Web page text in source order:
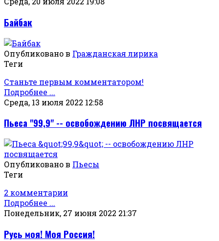
Байбак
Опубликовано в Гражданская лирика
Теги
Станьте первым комментатором!
Подробнее ...
Среда, 13 июля 2022 12:58
Пьеса "99,9" -- освобождению ЛНР посвящается
Опубликовано в Пьесы
Теги
2 комментарии
Подробнее ...
Понедельник, 27 июня 2022 21:37
Русь моя! Моя Россия!